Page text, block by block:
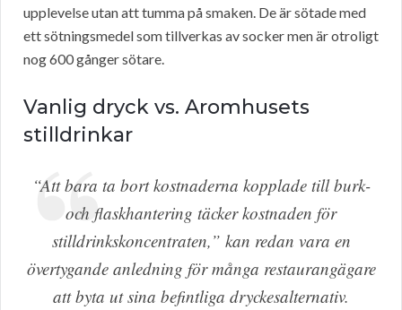
upplevelse utan att tumma på smaken. De är sötade med
ett sötningsmedel som tillverkas av socker men är otroligt
nog 600 gånger sötare.
Vanlig dryck vs. Aromhusets
stilldrinkar
“Att bara ta bort kostnaderna kopplade till burk-
och flaskhantering täcker kostnaden för
stilldrinkskoncentraten,” kan redan vara en
övertygande anledning för många restaurangägare
att byta ut sina befintliga dryckesalternativ.